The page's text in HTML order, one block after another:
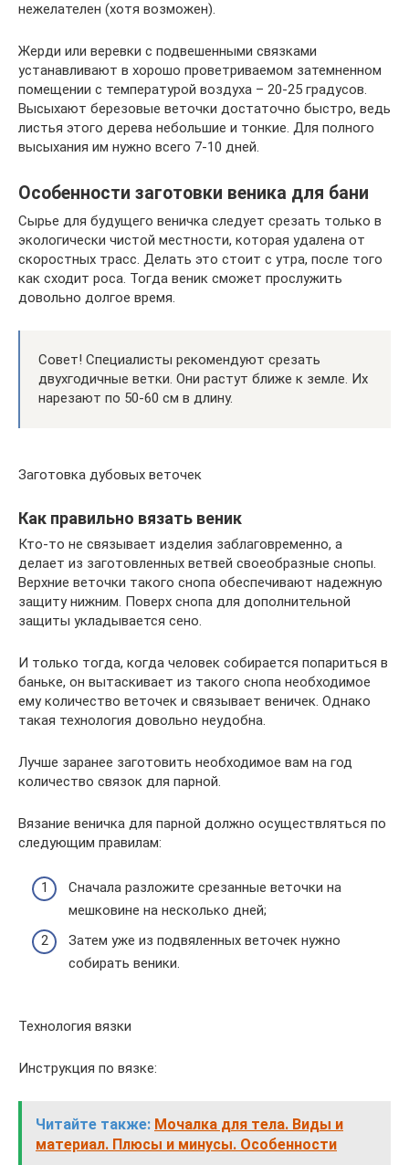
нежелателен (хотя возможен).
Жерди или веревки с подвешенными связками
устанавливают в хорошо проветриваемом затемненном
помещении с температурой воздуха – 20-25 градусов.
Высыхают березовые веточки достаточно быстро, ведь
листья этого дерева небольшие и тонкие. Для полного
высыхания им нужно всего 7-10 дней.
Особенности заготовки веника для бани
Сырье для будущего веничка следует срезать только в
экологически чистой местности, которая удалена от
скоростных трасс. Делать это стоит с утра, после того
как сходит роса. Тогда веник сможет прослужить
довольно долгое время.
Совет! Специалисты рекомендуют срезать
двухгодичные ветки. Они растут ближе к земле. Их
нарезают по 50-60 см в длину.
Заготовка дубовых веточек
Как правильно вязать веник
Кто-то не связывает изделия заблаговременно, а
делает из заготовленных ветвей своеобразные снопы.
Верхние веточки такого снопа обеспечивают надежную
защиту нижним. Поверх снопа для дополнительной
защиты укладывается сено.
И только тогда, когда человек собирается попариться в
баньке, он вытаскивает из такого снопа необходимое
ему количество веточек и связывает веничек. Однако
такая технология довольно неудобна.
Лучше заранее заготовить необходимое вам на год
количество связок для парной.
Вязание веничка для парной должно осуществляться по
следующим правилам:
Сначала разложите срезанные веточки на
мешковине на несколько дней;
Затем уже из подвяленных веточек нужно
собирать веники.
Технология вязки
Инструкция по вязке:
Читайте также: Мочалка для тела. Виды и
материал. Плюсы и минусы. Особенности